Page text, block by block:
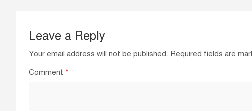
Leave a Reply
Your email address will not be published. Required fields are
Comment *